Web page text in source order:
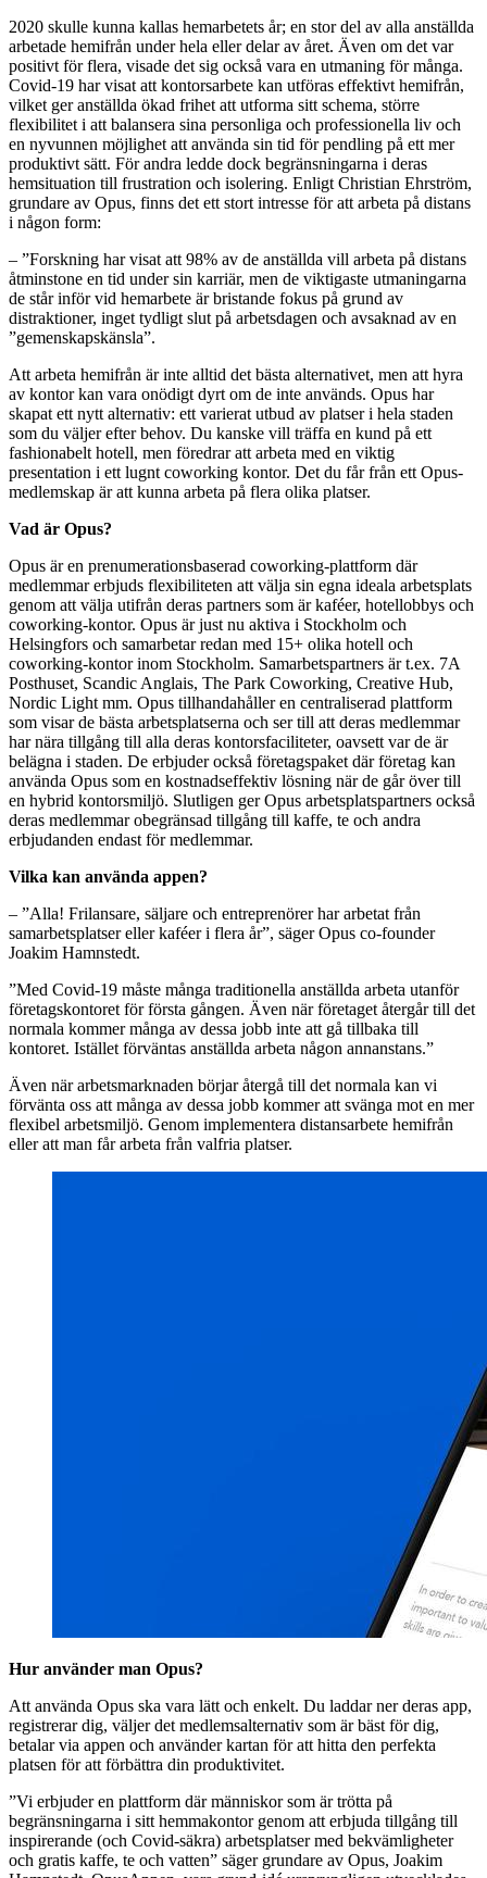
2020 skulle kunna kallas hemarbetets år; en stor del av alla anställda
arbetade hemifrån under hela eller delar av året. Även om det var
positivt för flera, visade det sig också vara en utmaning för många.
Covid-19 har visat att kontorsarbete kan utföras effektivt hemifrån,
vilket ger anställda ökad frihet att utforma sitt schema, större
flexibilitet i att balansera sina personliga och professionella liv och
en nyvunnen möjlighet att använda sin tid för pendling på ett mer
produktivt sätt. För andra ledde dock begränsningarna i deras
hemsituation till frustration och isolering. Enligt Christian Ehrström,
grundare av Opus, finns det ett stort intresse för att arbeta på distans
i någon form:
– ”Forskning har visat att 98% av de anställda vill arbeta på distans
åtminstone en tid under sin karriär, men de viktigaste utmaningarna
de står inför vid hemarbete är bristande fokus på grund av
distraktioner, inget tydligt slut på arbetsdagen och avsaknad av en
”gemenskapskänsla”.
Att arbeta hemifrån är inte alltid det bästa alternativet, men att hyra
av kontor kan vara onödigt dyrt om de inte används. Opus har
skapat ett nytt alternativ: ett varierat utbud av platser i hela staden
som du väljer efter behov. Du kanske vill träffa en kund på ett
fashionabelt hotell, men föredrar att arbeta med en viktig
presentation i ett lugnt coworking kontor. Det du får från ett Opus-
medlemskap är att kunna arbeta på flera olika platser.
Vad är Opus?
Opus är en prenumerationsbaserad coworking-plattform där
medlemmar erbjuds flexibiliteten att välja sin egna ideala arbetsplats
genom att välja utifrån deras partners som är kaféer, hotellobbys och
coworking-kontor. Opus är just nu aktiva i Stockholm och
Helsingfors och samarbetar redan med 15+ olika hotell och
coworking-kontor inom Stockholm. Samarbetspartners är t.ex. 7A
Posthuset, Scandic Anglais, The Park Coworking, Creative Hub,
Nordic Light mm. Opus tillhandahåller en centraliserad plattform
som visar de bästa arbetsplatserna och ser till att deras medlemmar
har nära tillgång till ​alla ​deras kontorsfaciliteter, oavsett var de är
belägna i staden. De erbjuder också företagspaket där företag kan
använda Opus som en kostnadseffektiv lösning när de går över till
en hybrid kontorsmiljö. Slutligen ger Opus arbetsplatspartners också
deras medlemmar obegränsad tillgång till kaffe, te och andra
erbjudanden endast för medlemmar.
Vilka kan använda appen?
– ”Alla! Frilansare, säljare och entreprenörer har arbetat från
samarbetsplatser eller kaféer i flera år”, ​säger Opus co-founder
Joakim Hamnstedt. ​
”Med Covid-19 måste många traditionella anställda arbeta utanför
företagskontoret för första gången. Även när företaget återgår till det
normala kommer många av dessa jobb inte att gå tillbaka till
kontoret. Istället förväntas anställda arbeta någon annanstans.”
Även när arbetsmarknaden börjar återgå till det normala kan vi
förvänta oss att många av dessa jobb kommer att svänga mot en mer
flexibel arbetsmiljö. Genom implementera distansarbete hemifrån
eller att man får arbeta från valfria platser.
Hur använder man Opus?
Att använda Opus ska vara lätt och enkelt. Du laddar ner deras ​app​,
registrerar dig, väljer det medlemsalternativ som är bäst för dig,
betalar via appen och använder kartan för att hitta den perfekta
platsen för att förbättra din produktivitet.
”Vi erbjuder en plattform där människor som är trötta på
begränsningarna i sitt hemmakontor genom att erbjuda tillgång till
inspirerande ​(och Covid-säkra) ​arbetsplatser med bekvämligheter
och gratis kaffe, te och vatten” säger grundare av Opus, Joakim